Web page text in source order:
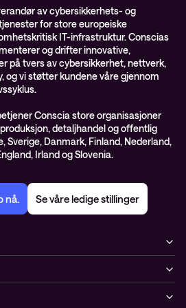
av cybersikkerhets- og
for store europeiske
IT-infrastruktur. Conscias
og drifter innovative,
på tvers av cybersikkerhet, nettverk,
og vi støtter kundene våre gjennom
Conscia store organisasjoner
detaljhandel og offentlig
Sverige, Danmark, Finland, Nederland,
Irland og Slovenia.
nå. Se våre ledige stillinger